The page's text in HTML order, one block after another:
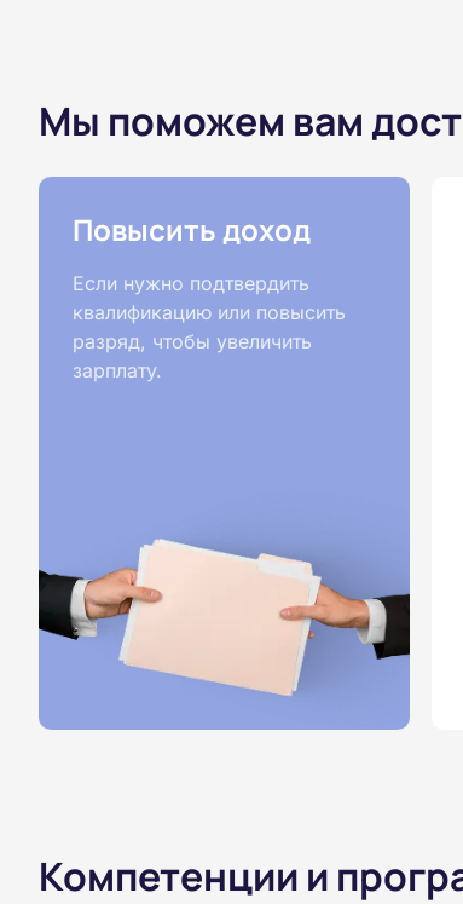
Мы поможем вам
Повысить доход
Если нужно подтвердить
квалификацию или повысить
разряд, чтобы увеличить
зарплату.
Компетенции и